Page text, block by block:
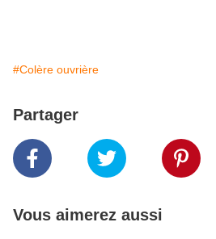
#Colère ouvrière
Partager
Vous aimerez aussi